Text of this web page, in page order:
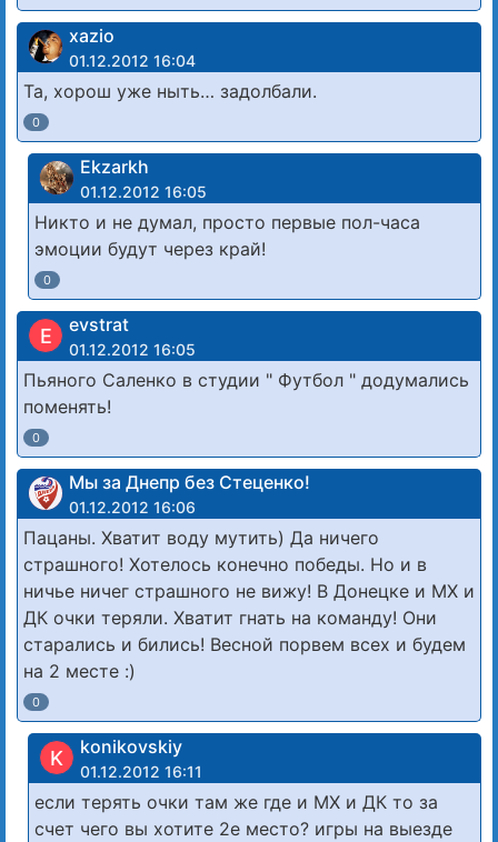
xazio
01.12.2012 16:04
Та, хорош уже ныть… задолбали.
0
Ekzarkh
01.12.2012 16:05
Никто и не думал, просто первые пол-часа
эмоции будут через край!
0
E evstrat
01.12.2012 16:05
Пьяного Саленко в студии " Футбол " додумались
поменять!
0
Мы за Днепр без Стеценко!
01.12.2012 16:06
Пацаны. Хватит воду мутить) Да ничего
страшного! Хотелось конечно победы. Но и в
ничье ничег страшного не вижу! В Донецке и МХ и
ДК очки теряли. Хватит гнать на команду! Они
старались и бились! Весной порвем всех и будем
на 2 месте :)
0
K konikovskiy
01.12.2012 16:11
если терять очки там же где и МХ и ДК то за
счет чего вы хотите 2е место? игры на выезде